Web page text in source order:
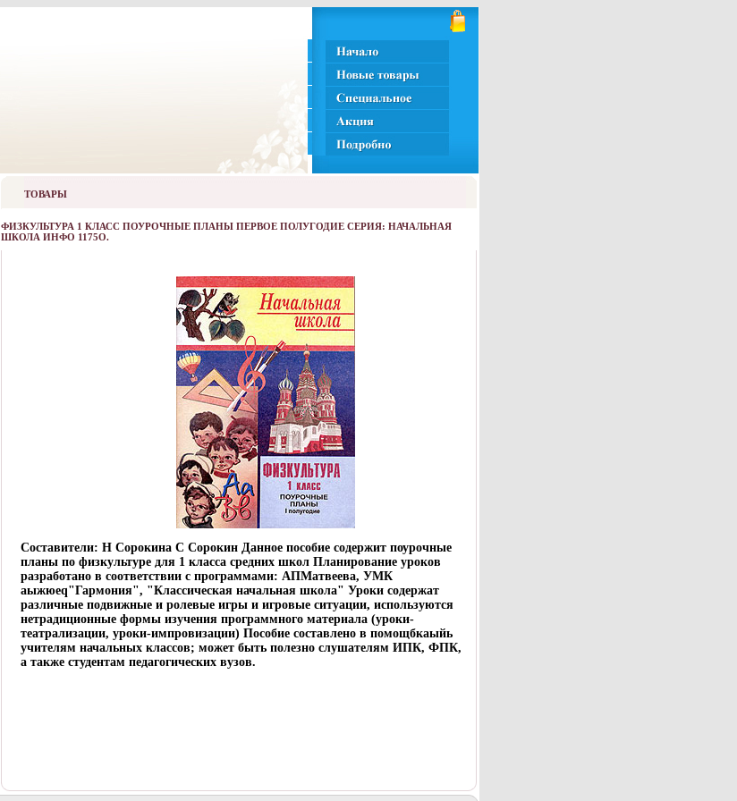
ТОВАРЫ
ФИЗКУЛЬТУРА 1 КЛАСС ПОУРОЧНЫЕ ПЛАНЫ ПЕРВОЕ ПОЛУГОДИЕ СЕРИЯ: НАЧАЛЬНАЯ
ШКОЛА ИНФО 1175O.
Составители: Н Сорокина С Сорокин Данное пособие содержит поурочные
планы по физкультуре для 1 класса средних школ Планирование уроков
разработано в соответствии с программами: АПМатвеева, УМК
аыжюеq"Гармония", "Классическая начальная школа" Уроки содержат
различные подвижные и ролевые игры и игровые ситуации, используются
нетрадиционные формы изучения программного материала (уроки-
театрализации, уроки-импровизации) Пособие составлено в помощбкаыйь
учителям начальных классов; может быть полезно слушателям ИПК, ФПК,
а также студентам педагогических вузов.